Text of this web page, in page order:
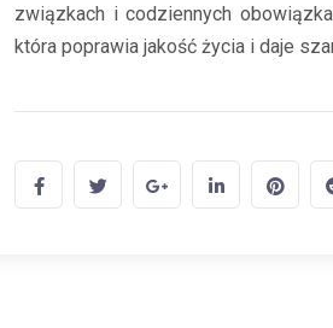
związkach i codziennych
która poprawia jakość życia i daje